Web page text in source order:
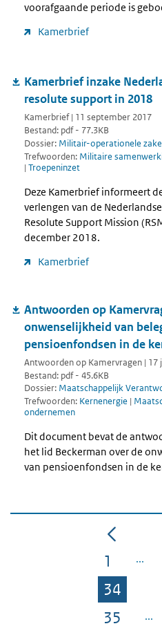
voorafgaande periode is
Kamerbrief
Kamerbrief inzake
resolute support in 2018
Kamerbrief | 11 september 2017
Bestand: pdf - 77.3KB
Dossier: Militair-operationele
Trefwoorden: Militaire
| Troepeninzet
Deze Kamerbrief informeert
verlengen van de
Resolute Support Mission
december 2018.
Kamerbrief
Antwoorden op
onwenselijkheid van
pensioenfondsen in de
Antwoorden op Kamervragen | 17
Bestand: pdf - 45.6KB
Dossier: Maatschappelijk
Trefwoorden: Kernenergie |
ondernemen
Dit document bevat de
het lid Beckerman over de
van pensioenfondsen in de
Pagina
1
Pagina
34
Pagina
35